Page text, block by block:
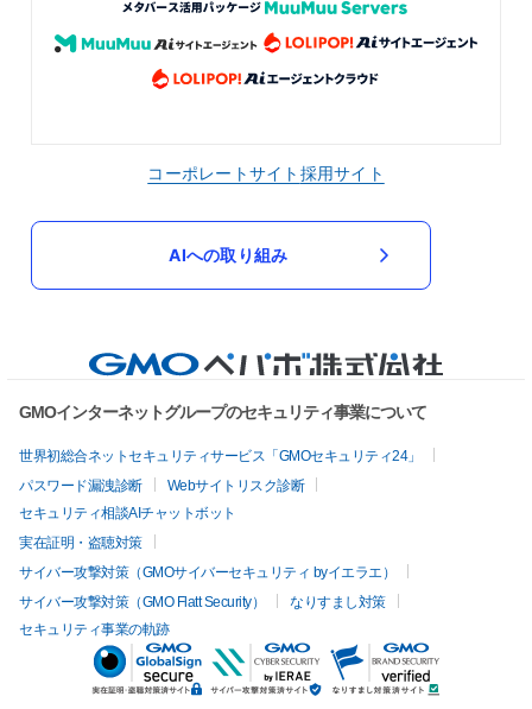
コーポレートサイト 採用サイト
AIへの取り組み
GMOインターネットグループのセキュリティ事業について
世界初総合ネットセキュリティサービス「GMOセキュリティ24」
パスワード漏洩診断
Webサイトリスク診断
セキュリティ相談AIチャットボット
実在証明・盗聴対策
サイバー攻撃対策（GMOサイバーセキュリティ byイエラエ）
サイバー攻撃対策（GMO Flatt Security）
なりすまし対策
セキュリティ事業の軌跡